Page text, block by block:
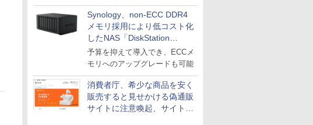
の“あたらしい”を起動し続け
る～オプテージ
Synology、non-ECC DDR4
メモリ採用により低コスト化
したNAS「DiskStation
neo+」シリーズ
予算を抑えて導入でき、ECCメ
モリへのアップグレードも可能
消費者庁、希少な商品を安く
販売すると見せかける偽通販
サイトに注意喚起、サイト名